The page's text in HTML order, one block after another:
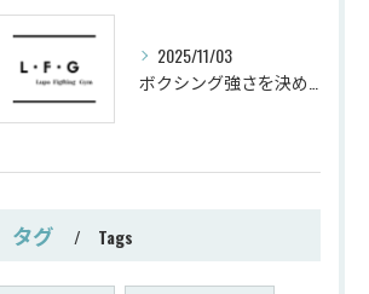
2025/11/03
タグ Tags